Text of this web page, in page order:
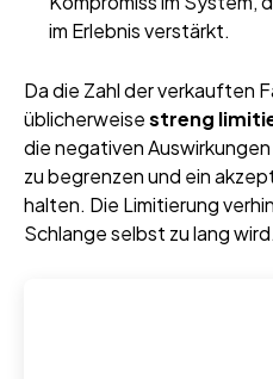
im Erlebnis verstärkt.
Da die Zahl der verkauften
üblicherweisestreng
die negativen
zu begrenzen und ein
halten. Die Limitierung
Schlange selbst zu lang wird.